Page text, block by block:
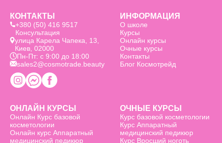
определяет формат, в котором он будет усваивать
знания. Мы понимаем, что желающие получить
косметологическое образование люди могут находиться
в разных условиях. Именно поэтому с нами вы сможете
совмещать привычный образ жизни скурсами по
базовой косметологии
Дневная форма обучения. Возможность полностью
погрузиться в рабочий процесс благодаря занятиям
пять раз в неделю. Это настоящий марафон,
ведущий к мечте.
кто вынужден ходить на работу или учебу. Например,
в субботу проводится лекция, а уже в воскресенье
практические занятия.
В любой момент можно подать заявку на удобный
форматбазовых курсов косметолога, чтобы начать
КОНТАКТЫ
+380 (50) 416 9517
Консультация
улица Карела Чапека, 13,
Киев, 02000
Пн-Пт: с 9:00 до 18:00
sales2@cosmotrade.beauty
ИНФОРМАЦИЯ
О школе
Курсы
Онлайн курсы
Очные курсы
Контакты
Блог Космотрейд
ОНЛАЙН КУРСЫ
Онлайн Курс базовой
косметологии
Онлайн курс Аппаратный
медицинский педикюр
ОЧНЫЕ КУРСЫ
Курс базовой косметологии
Курс Аппаратный
медицинский педикюр
Курс Вросший ноготь